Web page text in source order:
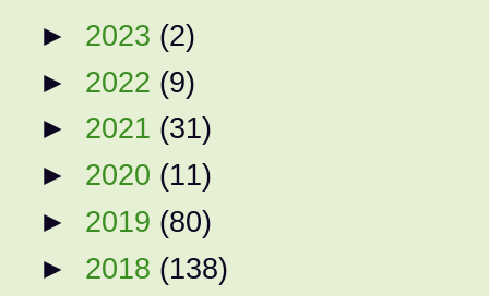
► 2023 (2)
► 2022 (9)
► 2021 (31)
► 2020 (11)
► 2019 (80)
► 2018 (138)